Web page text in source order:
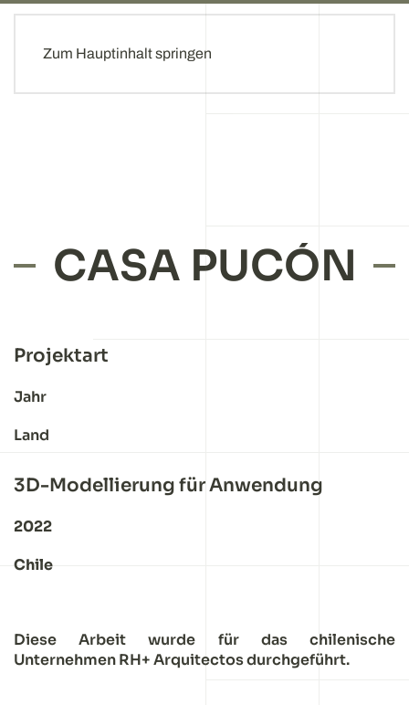
Zum Hauptinhalt springen
CASA PUCÓN
Projektart
Jahr
Land
3D-Modellierung für Anwendung
2022
Chile
Diese Arbeit wurde für das chilenische
Unternehmen RH+ Arquitectos durchgeführt.